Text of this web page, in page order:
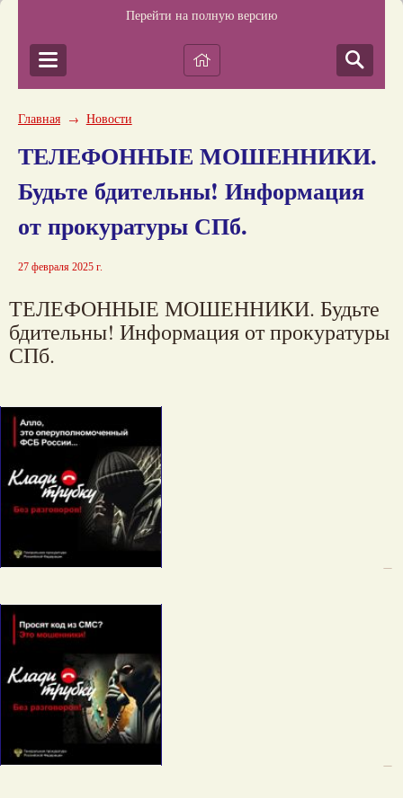
Перейти на полную версию
Главная → Новости
ТЕЛЕФОННЫЕ МОШЕННИКИ.
Будьте бдительны! Информация
от прокуратуры СПб.
27 февраля 2025 г.
ТЕЛЕФОННЫЕ МОШЕННИКИ. Будьте
бдительны! Информация от прокуратуры
СПб.